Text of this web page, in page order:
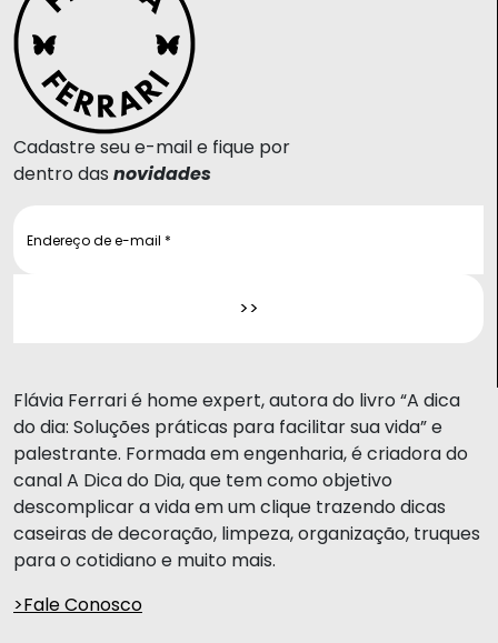
Cadastre seu e-mail e fique por
dentro das novidades
Flávia Ferrari é home expert, autora do livro “A dica
do dia: Soluções práticas para facilitar sua vida” e
palestrante. Formada em engenharia, é criadora do
canal A Dica do Dia, que tem como objetivo
descomplicar a vida em um clique trazendo dicas
caseiras de decoração, limpeza, organização, truques
para o cotidiano e muito mais.
>Fale Conosco